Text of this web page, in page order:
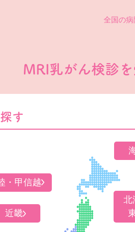
全国の
MRI乳がん検診を
す
北
・甲信越
近畿